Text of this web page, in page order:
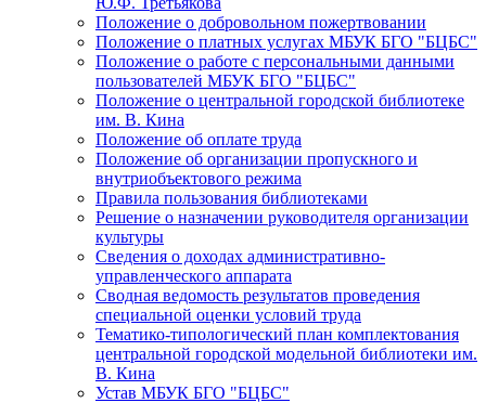
Положение о добровольном пожертвовании
Положение о платных услугах МБУК БГО "БЦБС"
Положение о работе с персональными данными
пользователей МБУК БГО "БЦБС"
Положение о центральной городской библиотеке
им. В. Кина
Положение об оплате труда
Положение об организации пропускного и
внутриобъектового режима
Правила пользования библиотеками
Решение о назначении руководителя организации
культуры
Сведения о доходах административно-
управленческого аппарата
Сводная ведомость результатов проведения
специальной оценки условий труда
Тематико-типологический план комплектования
центральной городской модельной библиотеки им.
В. Кина
Устав МБУК БГО "БЦБС"